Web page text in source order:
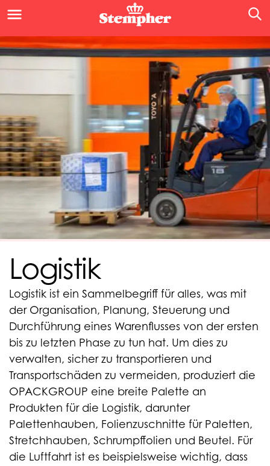
Logistik
Logistik ist ein Sammelbegriff für alles, was mit
der Organisation, Planung, Steuerung und
Durchführung eines Warenflusses von der ersten
bis zu letzten Phase zu tun hat. Um dies zu
verwalten, sicher zu transportieren und
Transportschäden zu vermeiden, produziert die
OPACKGROUP eine breite Palette an
Produkten für die Logistik, darunter
Palettenhauben, Folienzuschnitte für Paletten,
Stretchhauben, Schrumpffolien und Beutel. Für
die Luftfahrt ist es beispielsweise wichtig, dass